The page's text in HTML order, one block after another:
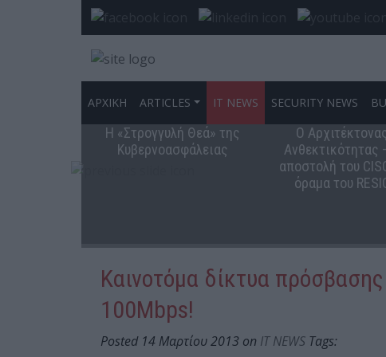
ΑΡΧΙΚΗ ARTICLES IT NEWS SECURITY NEWS
Η «Στρογγυλή Θεά» της
Κυβερνοασφάλειας
Ο
Ανθεκτικότητας
αποστολή του
όραμα του
Καινοτόμα δίκτυα
100Mbps!
Posted 14 Μαρτίου 2013 on IT NEWS Tags: